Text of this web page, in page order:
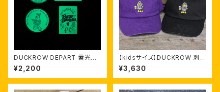
DUCKROW DEPART 蓄光ス
テッカー
¥2,200
【kidsサイズ】DUCKROW 刺繍
CAP
¥3,630